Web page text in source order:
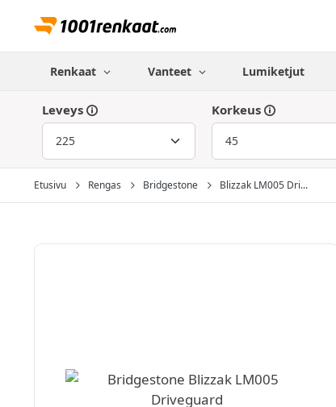
Renkaat Vanteet Lumiketjut
Leveys Korkeus
Etusivu Rengas Bridgestone Blizzak LM005 Dri...